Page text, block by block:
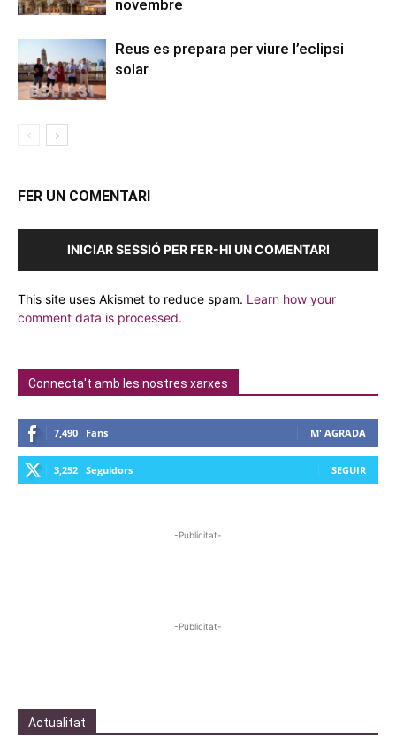
novembre
Reus es prepara per viure l’eclipsi
solar
FER UN COMENTARI
INICIAR SESSIÓ PER FER-HI UN COMENTARI
This site uses Akismet to reduce spam. Learn how your
comment data is processed.
Connecta't amb les nostres xarxes
7,490 Fans M' AGRADA
3,252 Seguidors SEGUIR
-Publicitat-
-Publicitat-
Actualitat